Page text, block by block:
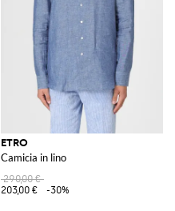
ETRO
Camicia in lino
290,00 €
203,00 €
-30%